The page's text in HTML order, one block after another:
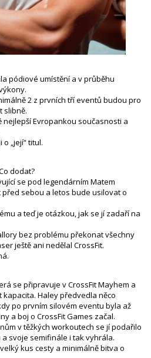
pódiové umístění a v průběhu
2 z prvních tří eventů budou pro
slibně.
Evropankou současnosti a
„její“ titul.
dodat?
se pod legendárním Matem
sebou a letos bude usilovat o
a teď je otázkou, jak se jí zadaří na
bez problému překonat všechny
ještě ani nedělal CrossFit.
se připravuje v CrossFit Mayhem a
Haley předvedla něco
po prvním silovém eventu byla až
a boj o CrossFit Games začal.
v těžkých workoutech se jí podařilo
svoje semifinále i tak vyhrála.
kus cesty a minimálně bitva o